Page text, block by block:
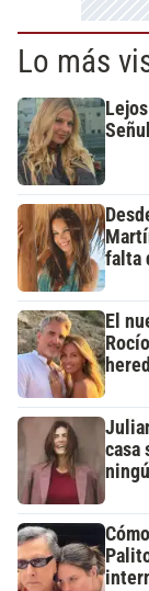
Lo más
falta
El
casa